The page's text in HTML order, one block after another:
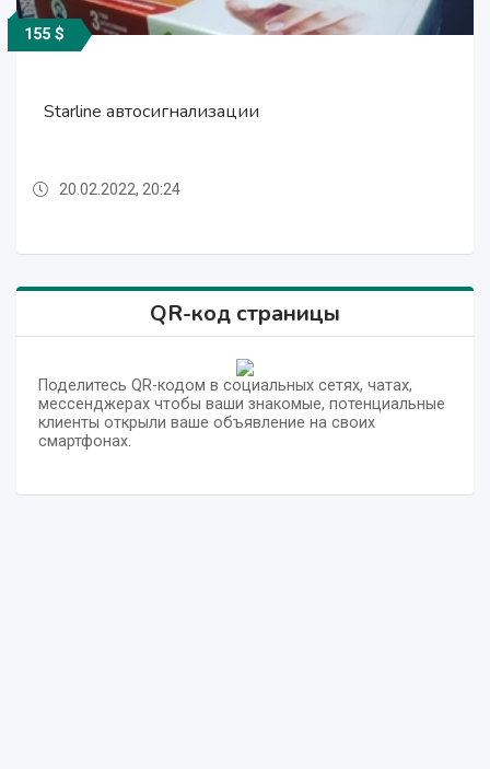
155 $
Starline автосигнализации
155 $
Starline автосигнализации
155 $
Starline автосигнализации
20.02.2022, 20:24
QR-код страницы
Поделитесь QR-кодом в социальных сетях, чатах,
мессенджерах чтобы ваши знакомые, потенциальные
клиенты открыли ваше объявление на своих
смартфонах.